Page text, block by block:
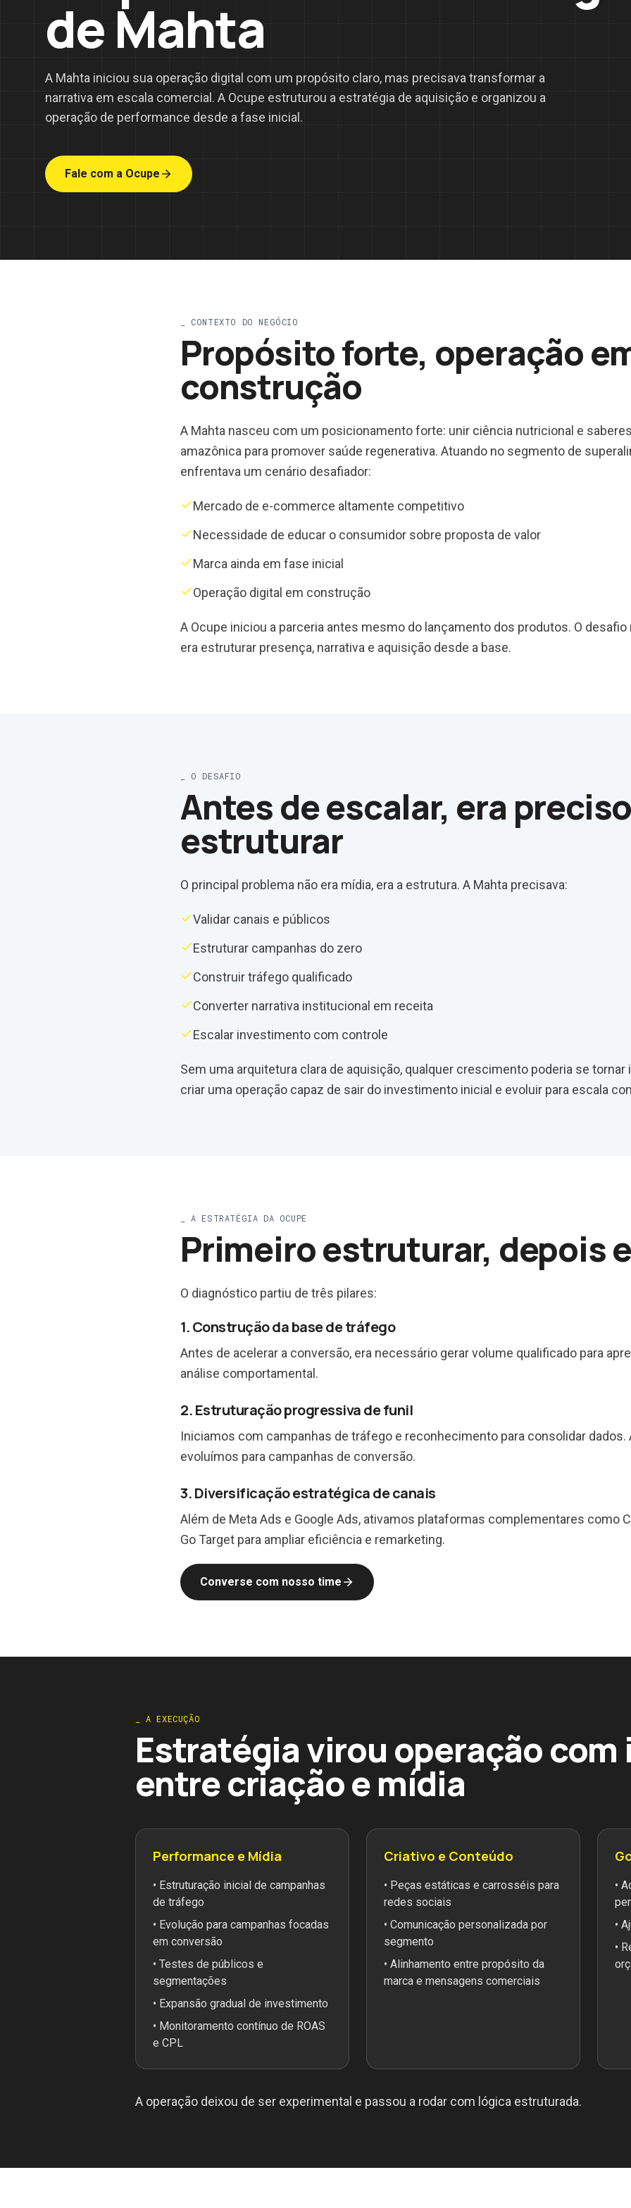
de Mahta
A Mahta iniciou sua operação digital com um propósito claro, mas precisava transformar a
narrativa em escala comercial. A Ocupe estruturou a estratégia de aquisição e organizou a
operação de performance desde a fase inicial.
Fale com a Ocupe
CONTEXTO DO NEGÓCIO
Propósito forte, operação
construção
A Mahta nasceu com um posicionamento forte: unir ciência nutricional e
amazônica para promover saúde regenerativa. Atuando no segmento de
enfrentava um cenário desafiador:
Mercado de e-commerce altamente competitivo
Necessidade de educar o consumidor sobre proposta de valor
Marca ainda em fase inicial
Operação digital em construção
A Ocupe iniciou a parceria antes mesmo do lançamento dos produtos. O desafio
era estruturar presença, narrativa e aquisição desde a base.
_ O DESAFIO
Antes de escalar, era
estruturar
O principal problema não era mídia, era a estrutura. A Mahta precisava:
Validar canais e públicos
Estruturar campanhas do zero
Construir tráfego qualificado
Converter narrativa institucional em receita
Escalar investimento com controle
Sem uma arquitetura clara de aquisição, qualquer crescimento poderia se tornar
criar uma operação capaz de sair do investimento inicial e evoluir para escala
A ESTRATÉGIA DA OCUPE
Primeiro estruturar, depois
O diagnóstico partiu de três pilares:
1. Construção da base de tráfego
Antes de acelerar a conversão, era necessário gerar volume qualificado para
análise comportamental.
2. Estruturação progressiva de funil
Iniciamos com campanhas de tráfego e reconhecimento para consolidar dados.
evoluímos para campanhas de conversão.
3. Diversificação estratégica de canais
Além de Meta Ads e Google Ads, ativamos plataformas complementares como
Go Target para ampliar eficiência e remarketing.
Converse com nosso time
_ A EXECUÇÃO
Estratégia virou operação
entre criação e mídia
Performance e Mídia
• Estruturação inicial de campanhas
de tráfego
• Evolução para campanhas focadas
em conversão
• Testes de públicos e
segmentações
• Expansão gradual de investimento
• Monitoramento contínuo de ROAS
e CPL
Criativo e Conteúdo
• Peças estáticas e carrosséis para
redes sociais
• Comunicação personalizada por
segmento
• Alinhamento entre propósito da
marca e mensagens comerciais
•
•
•
A operação deixou de ser experimental e passou a rodar com lógica estruturada.